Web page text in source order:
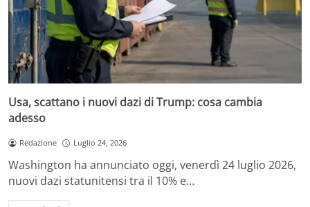
Usa, scattano i nuovi dazi di Trump: cosa cambia
adesso
Redazione Luglio 24, 2026
Washington ha annunciato oggi, venerdì 24 luglio 2026,
nuovi dazi statunitensi tra il 10% e…